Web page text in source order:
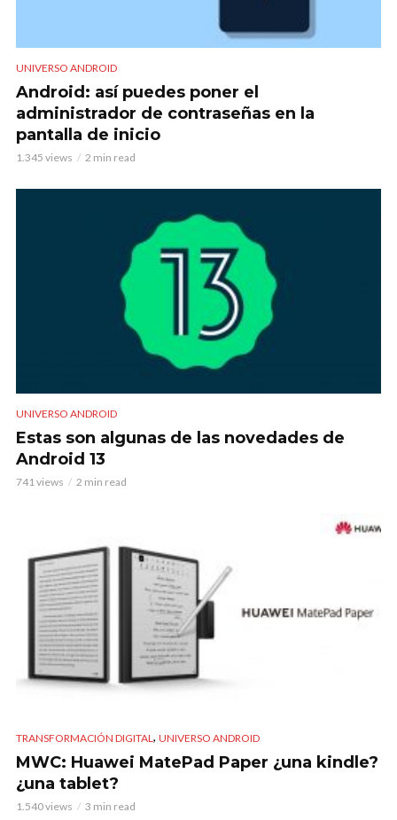
UNIVERSO ANDROID
Android: así puedes poner el
administrador de contraseñas en la
pantalla de inicio
1.345 views 2 min read
UNIVERSO ANDROID
Estas son algunas de las novedades de
Android 13
741 views 2 min read
TRANSFORMACIÓN DIGITAL , UNIVERSO ANDROID
MWC: Huawei MatePad Paper ¿una kindle?
¿una tablet?
1.540 views 3 min read